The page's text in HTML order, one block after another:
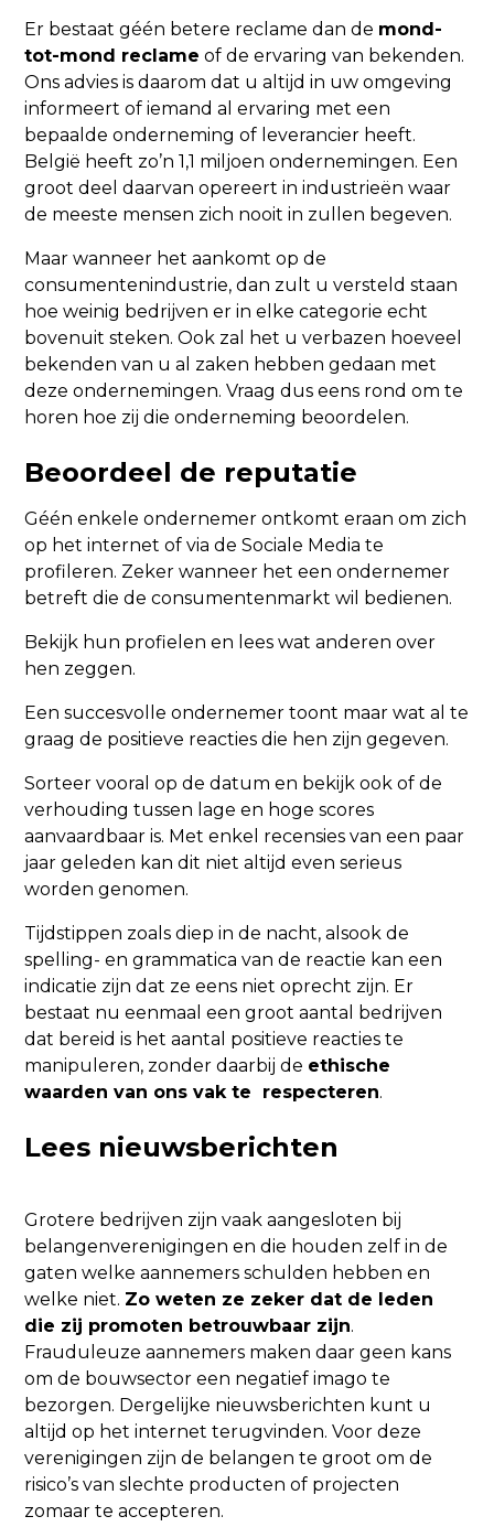
Er bestaat géén betere reclame dan de mond-
tot-mond reclame of de ervaring van bekenden.
Ons advies is daarom dat u altijd in uw omgeving
informeert of iemand al ervaring met een
bepaalde onderneming of leverancier heeft.
België heeft zo’n 1,1 miljoen ondernemingen. Een
groot deel daarvan opereert in industrieën waar
de meeste mensen zich nooit in zullen begeven.
Maar wanneer het aankomt op de
consumentenindustrie, dan zult u versteld staan
hoe weinig bedrijven er in elke categorie echt
bovenuit steken. Ook zal het u verbazen hoeveel
bekenden van u al zaken hebben gedaan met
deze ondernemingen. Vraag dus eens rond om te
horen hoe zij die onderneming beoordelen.
Beoordeel de reputatie
Géén enkele ondernemer ontkomt eraan om zich
op het internet of via de Sociale Media te
profileren. Zeker wanneer het een ondernemer
betreft die de consumentenmarkt wil bedienen.
Bekijk hun profielen en lees wat anderen over
hen zeggen.
Een succesvolle ondernemer toont maar wat al te
graag de positieve reacties die hen zijn gegeven.
Sorteer vooral op de datum en bekijk ook of de
verhouding tussen lage en hoge scores
aanvaardbaar is. Met enkel recensies van een paar
jaar geleden kan dit niet altijd even serieus
worden genomen.
Tijdstippen zoals diep in de nacht, alsook de
spelling- en grammatica van de reactie kan een
indicatie zijn dat ze eens niet oprecht zijn. Er
bestaat nu eenmaal een groot aantal bedrijven
dat bereid is het aantal positieve reacties te
manipuleren, zonder daarbij de ethische
waarden van ons vak te respecteren.
Lees nieuwsberichten
Grotere bedrijven zijn vaak aangesloten bij
belangenverenigingen en die houden zelf in de
gaten welke aannemers schulden hebben en
welke niet. Zo weten ze zeker dat de leden
die zij promoten betrouwbaar zijn.
Frauduleuze aannemers maken daar geen kans
om de bouwsector een negatief imago te
bezorgen. Dergelijke nieuwsberichten kunt u
altijd op het internet terugvinden. Voor deze
verenigingen zijn de belangen te groot om de
risico’s van slechte producten of projecten
zomaar te accepteren.